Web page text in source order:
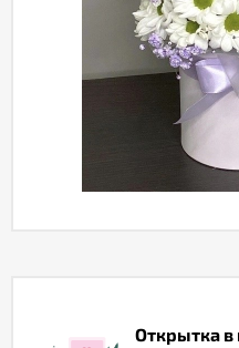
конфиденциальности
Открытка в